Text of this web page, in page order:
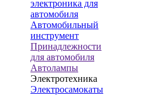
электроника для
автомобиля
Автомобильный
инструмент
Принадлежности
для автомобиля
Автолампы
Электротехника
Электросамокаты